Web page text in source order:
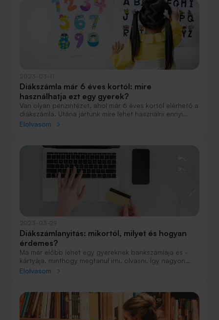
Diákszámla már 6 éves kortól: mire
használhatja ezt egy gyerek?
Van olyan pénzintézet, ahol már 6 éves kortól elérhető a
diákszámla. Utána jártunk mire lehet használni ennyi
idősen egy bankszámlát, és milyen feltételekkel lehet
Elolvasom
Diákszámlanyitás: mikortól, milyet és hogyan
érdemes?
Ma már előbb lehet egy gyereknek bankszámlája és -
kártyája, minthogy megtanul írni, olvasni. Így nagyon
hamar hozzászokhat a modern pénzhasználathoz.
megtakarítás elkezdésére is.
Elolvasom